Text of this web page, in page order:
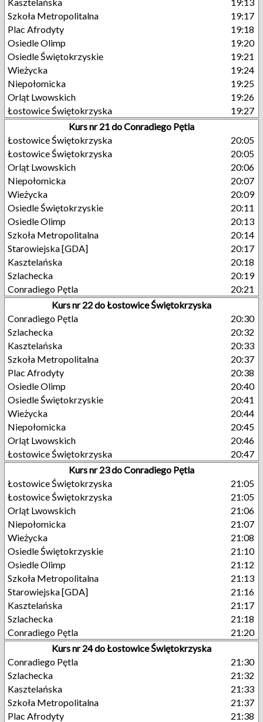
Szkoła Metropolitalna
19:17
Plac Afrodyty
19:18
Osiedle Olimp
19:20
Osiedle Świętokrzyskie
19:21
Wieżycka
19:24
Niepołomicka
19:25
Orląt Lwowskich
19:26
Łostowice Świętokrzyska
19:27
Kurs nr 21 do Conradiego Pętla
Łostowice Świętokrzyska
20:05
Łostowice Świętokrzyska
20:05
Orląt Lwowskich
20:06
Niepołomicka
20:07
Wieżycka
20:09
Osiedle Świętokrzyskie
20:11
Osiedle Olimp
20:13
Szkoła Metropolitalna
20:14
Starowiejska [GDA]
20:17
Kasztelańska
20:18
Szlachecka
20:19
Conradiego Pętla
20:21
Kurs nr 22 do Łostowice Świętokrzyska
Conradiego Pętla
20:30
Szlachecka
20:32
Kasztelańska
20:33
Szkoła Metropolitalna
20:37
Plac Afrodyty
20:38
Osiedle Olimp
20:40
Osiedle Świętokrzyskie
20:41
Wieżycka
20:44
Niepołomicka
20:45
Orląt Lwowskich
20:46
Łostowice Świętokrzyska
20:47
Kurs nr 23 do Conradiego Pętla
Łostowice Świętokrzyska
21:05
Łostowice Świętokrzyska
21:05
Orląt Lwowskich
21:06
Niepołomicka
21:07
Wieżycka
21:08
Osiedle Świętokrzyskie
21:10
Osiedle Olimp
21:12
Szkoła Metropolitalna
21:13
Starowiejska [GDA]
21:16
Kasztelańska
21:17
Szlachecka
21:18
Conradiego Pętla
21:20
Kurs nr 24 do Łostowice Świętokrzyska
Conradiego Pętla
21:30
Szlachecka
21:32
Kasztelańska
21:33
Szkoła Metropolitalna
21:37
Plac Afrodyty
21:38